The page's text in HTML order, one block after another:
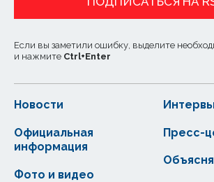
Если вы заметили ошибку, выделите
и нажмите Ctrl+Enter
Новости
Официальная
информация
Фото и видео
Пресс-